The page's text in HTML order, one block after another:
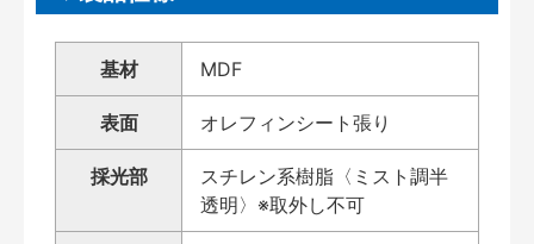
基材 MDF
表面 オレフィンシート張り
採光部
スチレン系樹脂〈ミスト調半
透明〉※取外し不可